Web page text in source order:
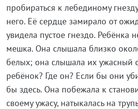
пробираться к лебединому
него. Её сердце замирало от
увидела пустое гнездо. Ребёнка
мешка. Она слышала близко
белых; она слышала их ужасный
ребёнок? Где он? Если бы они
бы здесь. Она побежала к
своему ужасу, натыкалась на